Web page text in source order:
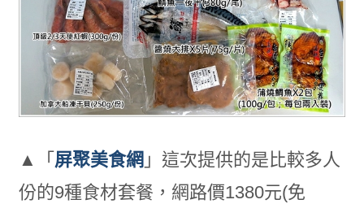
▲「 屏聚美食網 」這次提供的是比較多人
份的9種食材套餐，網路價1380元(免